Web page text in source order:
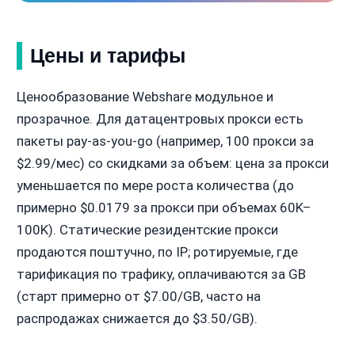
Цены и тарифы
Ценообразование Webshare модульное и
прозрачное. Для датацентровых прокси есть
пакеты pay-as-you-go (например, 100 прокси за
$2.99/мес) со скидками за объем: цена за прокси
уменьшается по мере роста количества (до
примерно $0.0179 за прокси при объемах 60K–
100K). Статические резидентские прокси
продаются поштучно, по IP; ротируемые, где
тарификация по трафику, оплачиваются за GB
(старт примерно от $7.00/GB, часто на
распродажах снижается до $3.50/GB).